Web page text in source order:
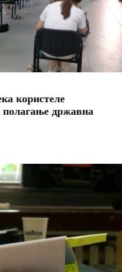
користеле
полагање државна